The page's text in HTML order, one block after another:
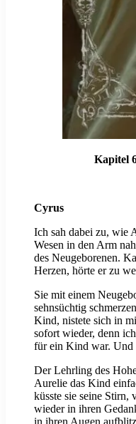
Kapitel
Cyrus
Ich sah dabei zu, wie
Wesen in den Arm
des Neugeborenen.
Herzen, hörte er zu
Sie mit einem
sehnsüchtig
Kind, nistete sich in
sofort wieder, denn
für ein Kind war.
Der Lehrling des
Aurelie das Kind
küsste sie seine Stirn,
wieder in ihren